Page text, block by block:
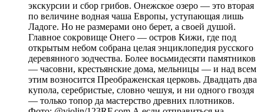
экскурсии и сбор грибов. Онежское озеро — это вторая
по величине водная чаша Европы, уступающая лишь
Ладоге. Но не размерами оно берет, а своей душой.
Главное сокровище Онего — остров Кижи, где под
открытым небом собрана целая энциклопедия русского
деревянного зодчества. Более восьмидесяти памятников
— часовни, крестьянские дома, мельницы — и над всем
этим возносится Преображенская церковь. Двадцать два
купола, серебристые, словно чешуя, и ни одного гвоздя
— только топор да мастерство древних плотников.